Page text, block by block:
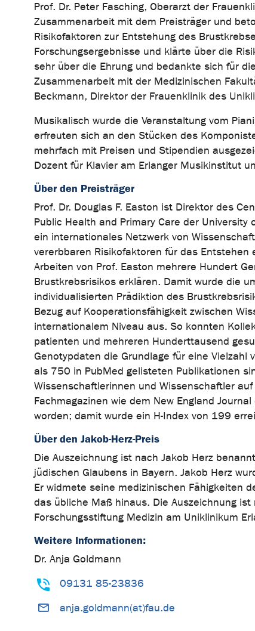
Prof. Dr. Peter Fasching, Oberarzt der
Zusammenarbeit mit dem Preisträger und
Risikofaktoren zur Entstehung des
Forschungsergebnisse und klärte über die
sehr über die Ehrung und bedankte sich für
Zusammenarbeit mit der Medizinischen
Beckmann, Direktor der Frauenklinik des
Musikalisch wurde die Veranstaltung vom
erfreuten sich an den Stücken des
mehrfach mit Preisen und Stipendien
Dozent für Klavier am Erlanger Musikinstitut
Über den Preisträger
Prof. Dr. Douglas F. Easton ist Direktor des
Public Health and Primary Care der
ein internationales Netzwerk von
vererbbaren Risikofaktoren für das
Arbeiten von Prof. Easton mehrere Hundert
Brustkrebsrisikos erklären. Damit wurde die
individualisierten Prädiktion des
Bezug auf Kooperationsfähigkeit zwischen
internationalem Niveau aus. So konnten
patienten und mehreren Hunderttausend
Genotypdaten die Grundlage für eine Vielzahl
als 750 in PubMed gelisteten Publikationen
Wissenschaftlerinnen und Wissenschaftler
Fachmagazinen wie dem New England
worden; damit wurde ein H-Index von 199
Über den Jakob-Herz-Preis
Die Auszeichnung ist nach Jakob Herz
jüdischen Glaubens in Bayern. Jakob Herz
Er widmete seine medizinischen Fähigkeiten
das übliche Maß hinaus. Die Auszeichnung
Forschungsstiftung Medizin am Uniklinikum
Weitere Informationen:
Dr. Anja Goldmann
09131 85-23836
anja.goldmann(at)fau.de